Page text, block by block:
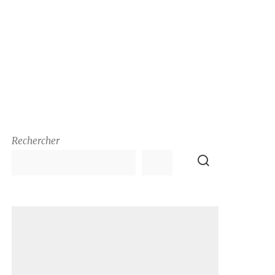
Rechercher